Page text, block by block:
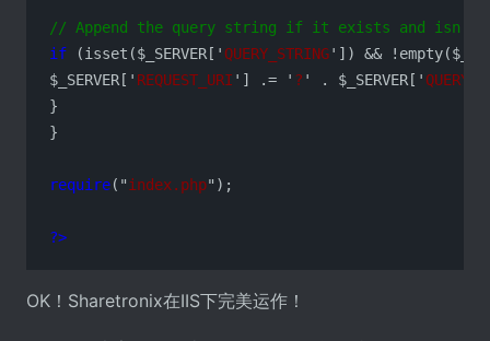
// Append the query string if it exists and isn't
if (isset($_SERVER[' QUERY_STRING']) &&
$_SERVER[' REQUEST_URI '] .= ' ? ' . $_SERVER['
}
}
require("index.php");
?>
OK！Sharetronix在IIS下完美运作！